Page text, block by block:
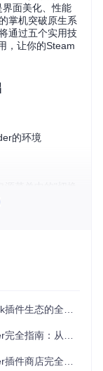
面美化、性能
掌机突破原生系
通过五个实用技
，让你的Steam
的环境
接鼠标和键盘
态的全新可能
：从入门到精通
店完全掌控指南